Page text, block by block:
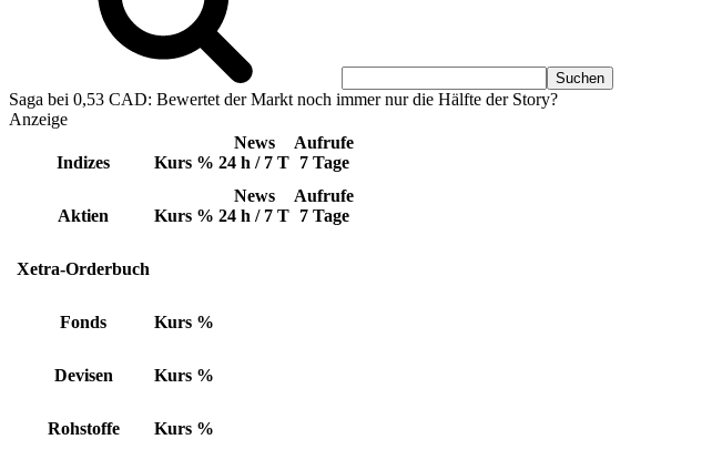
Saga bei 0,53 CAD: Bewertet der Markt noch immer nur die Hälfte der Story?
Anzeige
Indizes Kurs %
News
24 h / 7 T
Aufrufe
7 Tage
Aktien Kurs %
News
24 h / 7 T
Aufrufe
7 Tage
Xetra-Orderbuch
Fonds Kurs %
Devisen Kurs %
Rohstoffe Kurs %